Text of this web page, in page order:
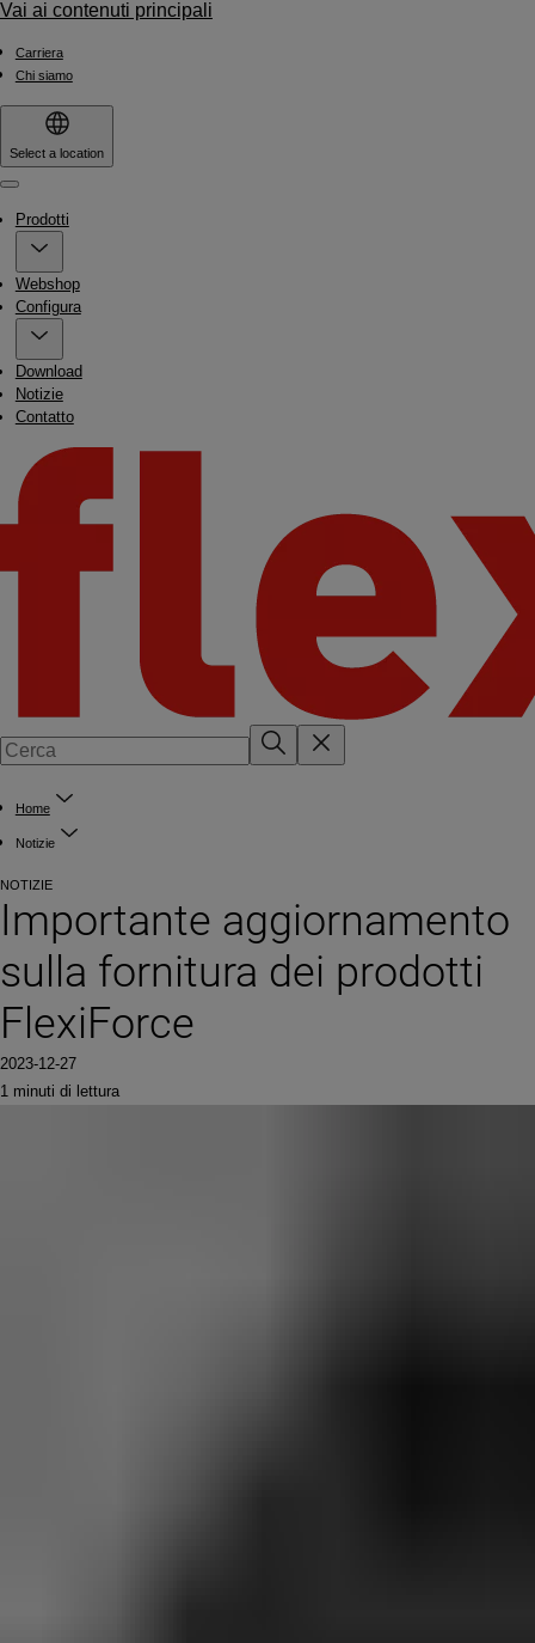
Vai ai contenuti principali
Carriera
Chi siamo
Select a location
Prodotti
Webshop
Configura
Download
Notizie
Contatto
Home
Notizie
NOTIZIE
Importante aggiornamento
sulla fornitura dei prodotti
FlexiForce
2023-12-27
1 minuti di lettura